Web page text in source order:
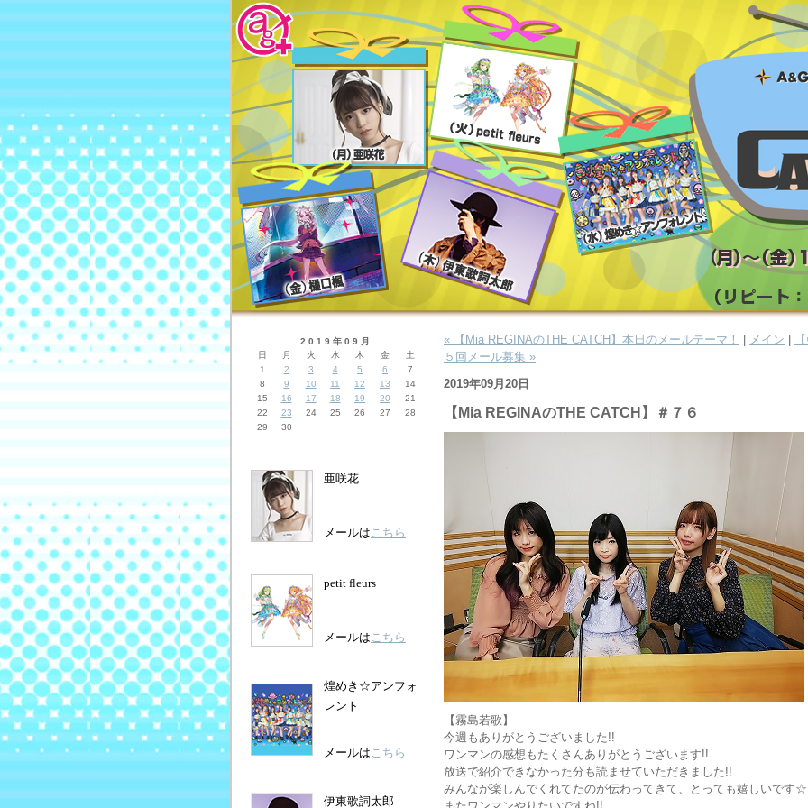
2019年09月
日
月 火 水 木 金
土
1
2 3 4 5 6
7
8
9 10 11 12 13
14
15
16 17 18 19 20
21
22
23 24 25 26 27
28
29
30
亜咲花
メールはこちら
petit fleurs
メールはこちら
煌めき☆アンフォ
レント
メールはこちら
伊東歌詞太郎
« 【Mia REGINAのTHE CATCH】本日のメールテーマ！ メイン
５回メール募集 »
2019年09月20日
【Mia REGINAのTHE CATCH】＃７６
【霧島若歌】
今週もありがとうございました!!
ワンマンの感想もたくさんありがとうございます!!
放送で紹介できなかった分も読ませていただきました!!
みんなが楽しんでくれてたのが伝わってきて、とっても嬉しいです☆